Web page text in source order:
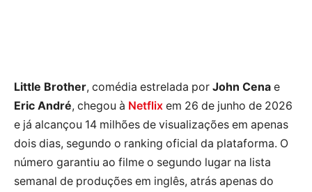
Little Brother, comédia estrelada por John Cena e
Eric André, chegou à Netflix em 26 de junho de 2026
e já alcançou 14 milhões de visualizações em apenas
dois dias, segundo o ranking oficial da plataforma. O
número garantiu ao filme o segundo lugar na lista
semanal de produções em inglês, atrás apenas do